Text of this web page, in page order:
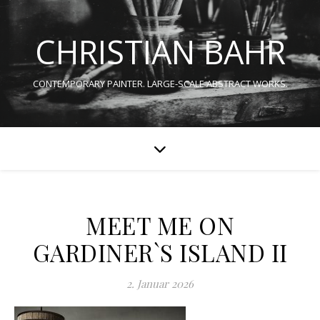
CHRISTIAN BAHR
CONTEMPORARY PAINTER. LARGE-SCALE ABSTRACT WORKS.
MEET ME ON
GARDINER`S ISLAND II
2. Januar 2026